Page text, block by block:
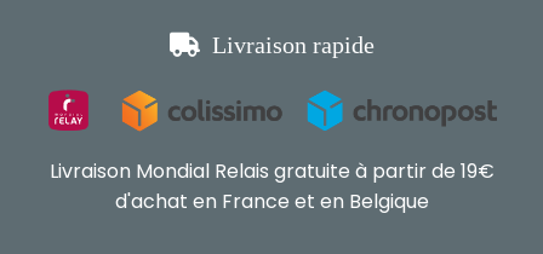
 Livraison rapide
Livraison Mondial Relais gratuite à partir de 19€
d'achat en France et en Belgique